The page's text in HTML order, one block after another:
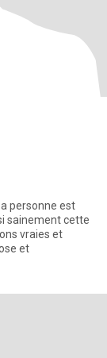
personne est
vraies et
et